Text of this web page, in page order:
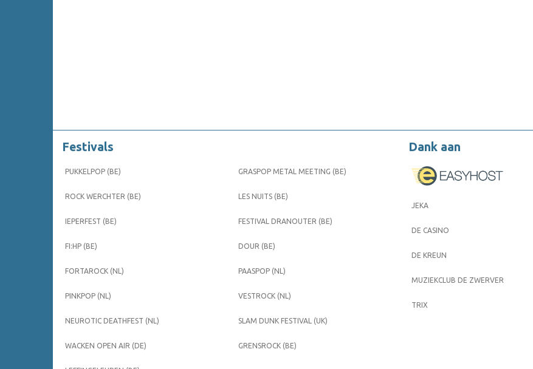
Festivals
PUKKELPOP (BE)
ROCK WERCHTER (BE)
IEPERFEST (BE)
FI:HP (BE)
FORTAROCK (NL)
PINKPOP (NL)
NEUROTIC DEATHFEST (NL)
WACKEN OPEN AIR (DE)
GRASPOP METAL MEETING (BE)
LES NUITS (BE)
FESTIVAL DRANOUTER (BE)
DOUR (BE)
PAASPOP (NL)
VESTROCK (NL)
SLAM DUNK FESTIVAL (UK)
GRENSROCK (BE)
Dank aan
JEKA
DE CASINO
DE KREUN
MUZIEKCLUB DE ZWERVER
TRIX